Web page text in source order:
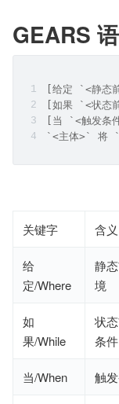
GEARS
[给定 `<静态
[如果 `<状态
[当 `<触发条
`<主体>` 将
关键字 含义
给
定/Where
静
境
如
果/While
状
条件
当/When 触